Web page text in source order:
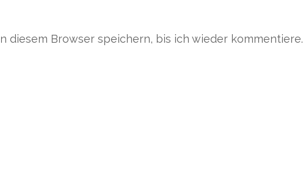
diesem Browser speichern, bis ich wieder kommentiere.